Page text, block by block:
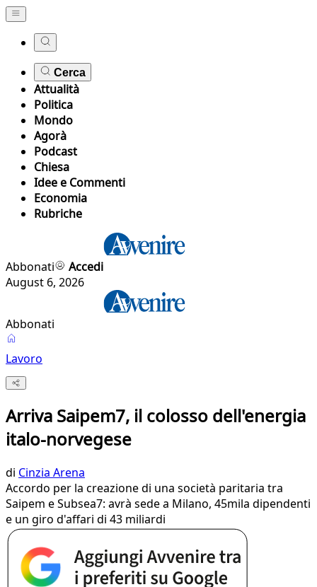
Cerca
Attualità
Politica
Mondo
Agorà
Podcast
Chiesa
Idee e Commenti
Economia
Rubriche
Abbonati
Accedi
August 6, 2026
Abbonati
Lavoro
Arriva Saipem7, il colosso dell'energia
italo-norvegese
di Cinzia Arena
Accordo per la creazione di una società paritaria tra
Saipem e Subsea7: avrà sede a Milano, 45mila dipendenti
e un giro d'affari di 43 miliardi